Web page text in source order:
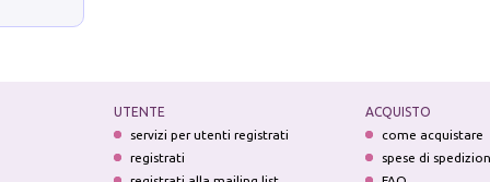
UTENTE
servizi per utenti registrati
registrati
ACQUISTO
come acquistare
spese di